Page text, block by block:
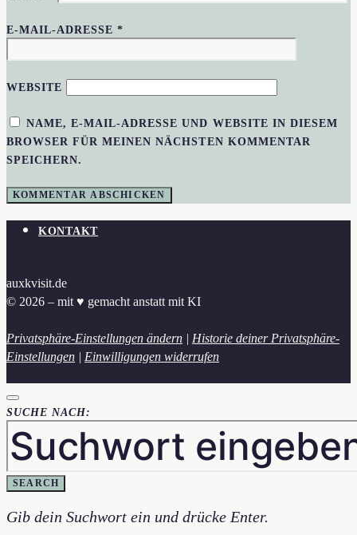
E-MAIL-ADRESSE*
WEBSITE
NAME, E-MAIL-ADRESSE UND WEBSITE IN DIESEM
BROWSER FÜR MEINEN NÄCHSTEN KOMMENTAR
SPEICHERN.
KONTAKT
auxkvisit.de
© 2026 – mit ♥︎ gemacht anstatt mit KI
Privatsphäre-Einstellungen ändern | Historie deiner Privatsphäre-
Einstellungen | Einwilligungen widerrufen
SUCHE NACH:
SEARCH
Gib dein Suchwort ein und drücke Enter.